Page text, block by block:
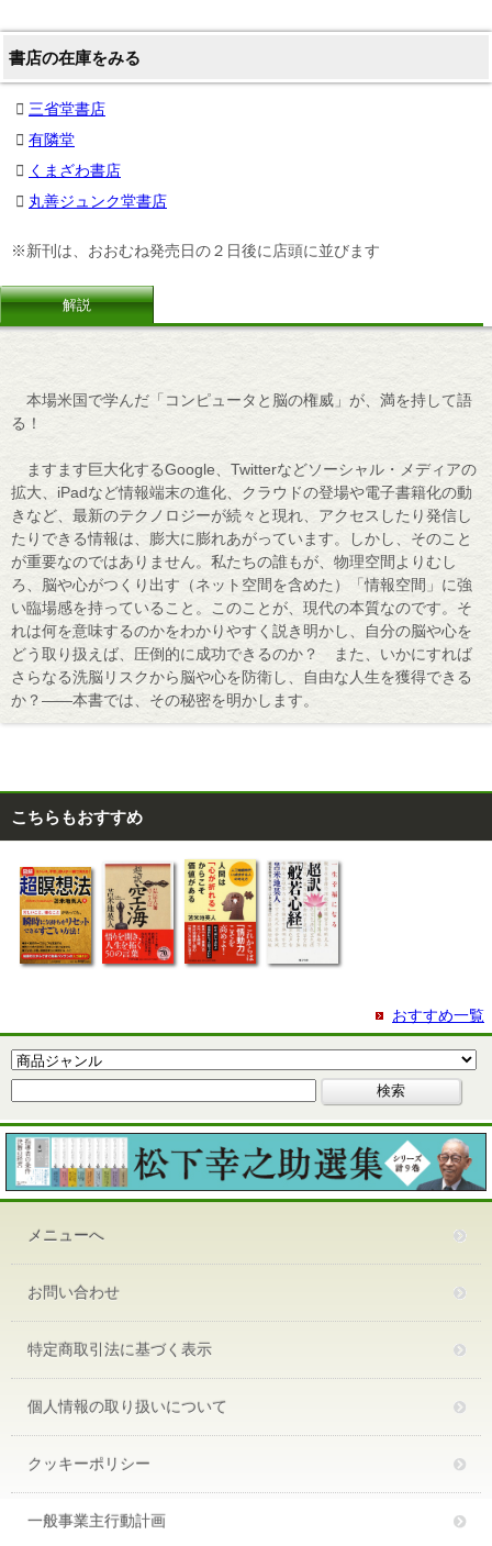
書店の在庫をみる
三省堂書店
有隣堂
くまざわ書店
丸善ジュンク堂書店
※新刊は、おおむね発売日の２日後に店頭に並びます
解説
本場米国で学んだ「コンピュータと脳の権威」が、満を持して語
る！
ますます巨大化するGoogle、Twitterなどソーシャル・メディアの
拡大、iPadなど情報端末の進化、クラウドの登場や電子書籍化の動
きなど、最新のテクノロジーが続々と現れ、アクセスしたり発信し
たりできる情報は、膨大に膨れあがっています。しかし、そのこと
が重要なのではありません。私たちの誰もが、物理空間よりむし
ろ、脳や心がつくり出す（ネット空間を含めた）「情報空間」に強
い臨場感を持っていること。このことが、現代の本質なのです。そ
れは何を意味するのかをわかりやすく説き明かし、自分の脳や心を
どう取り扱えば、圧倒的に成功できるのか？ また、いかにすれば
さらなる洗脳リスクから脳や心を防衛し、自由な人生を獲得できる
か？――本書では、その秘密を明かします。
こちらもおすすめ
おすすめ一覧
メニューへ
お問い合わせ
特定商取引法に基づく表示
個人情報の取り扱いについて
クッキーポリシー
一般事業主行動計画